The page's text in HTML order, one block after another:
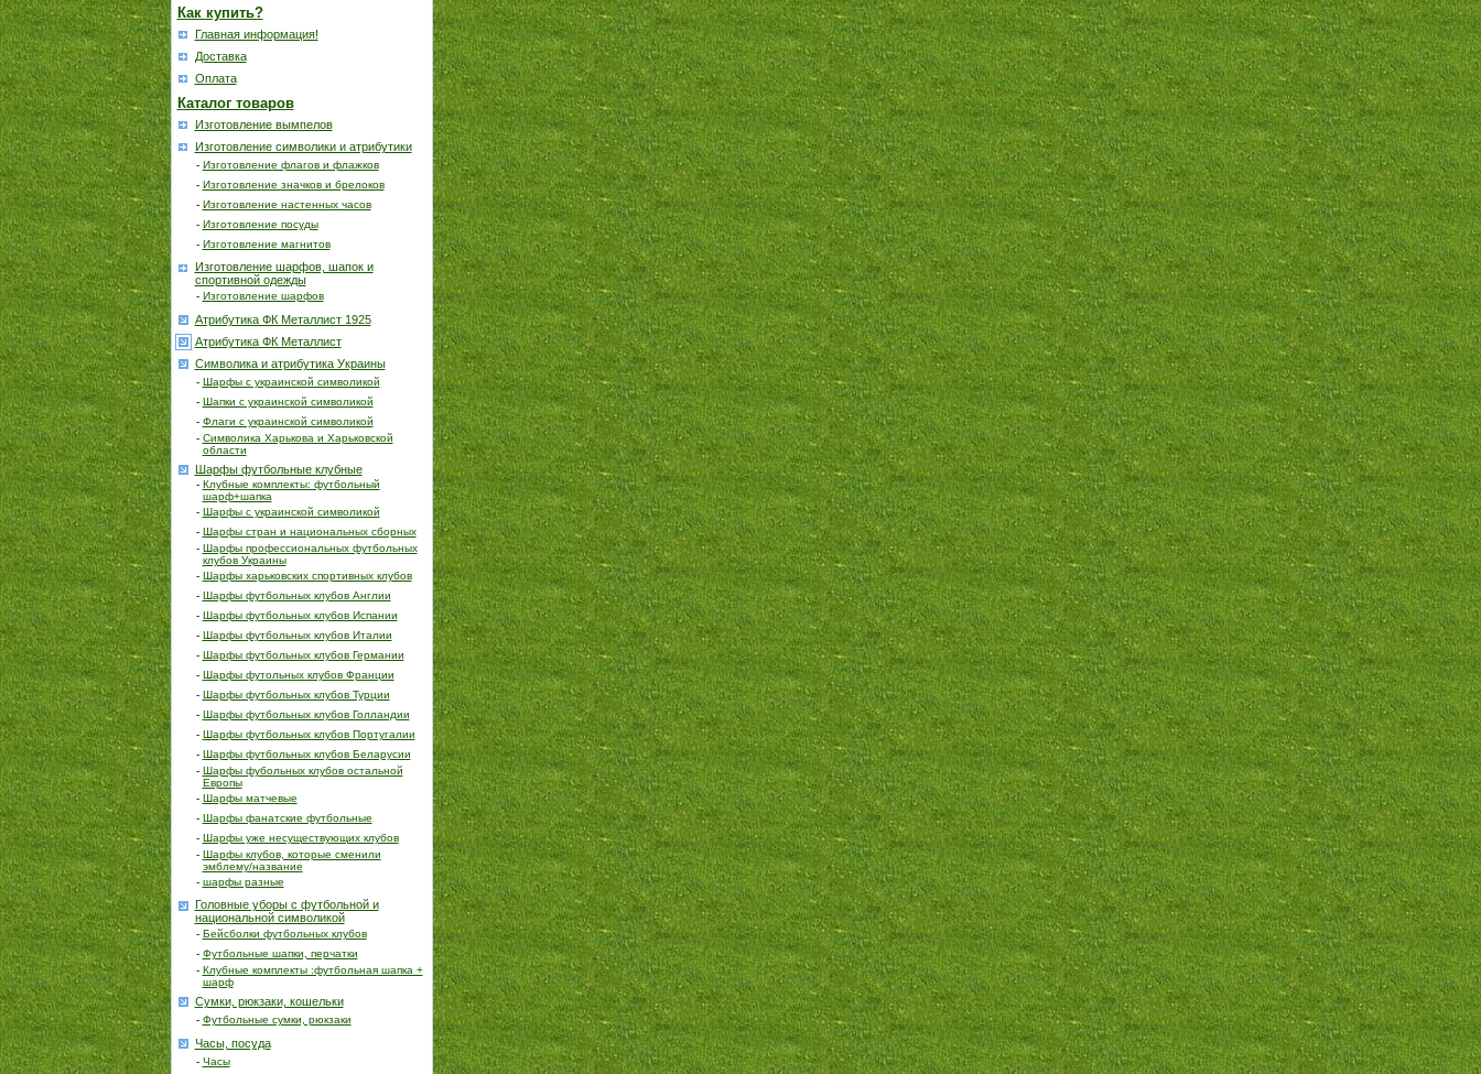
Как купить?
Главная информация!
Доставка
Оплата
Каталог товаров
Изготовление вымпелов
Изготовление символики и атрибутики
- Изготовление флагов и флажков
- Изготовление значков и брелоков
- Изготовление настенных часов
- Изготовление посуды
- Изготовление магнитов
Изготовление шарфов, шапок и
спортивной одежды
- Изготовление шарфов
Атрибутика ФК Металлист 1925
Атрибутика ФК Металлист
Символика и атрибутика Украины
- Шарфы с украинской символикой
- Шапки с украинской символикой
- Флаги с украинской символикой
- Символика Харькова и Харьковской
области
Шарфы футбольные клубные
- Клубные комплекты: футбольный
шарф+шапка
- Шарфы с украинской символикой
- Шарфы стран и национальных сборных
- Шарфы профессиональных футбольных
клубов Украины
- Шарфы харьковских спортивных клубов
- Шарфы футбольных клубов Англии
- Шарфы футбольных клубов Испании
- Шарфы футбольных клубов Италии
- Шарфы футбольных клубов Германии
- Шарфы футольных клубов Франции
- Шарфы футбольных клубов Турции
- Шарфы футбольных клубов Голландии
- Шарфы футбольных клубов Португалии
- Шарфы футбольных клубов Беларусии
- Шарфы фубольных клубов остальной
Европы
- Шарфы матчевые
- Шарфы фанатские футбольные
- Шарфы уже несуществующих клубов
- Шарфы клубов, которые сменили
эмблему/название
- шарфы разные
Головные уборы с футбольной и
национальной символикой
- Бейсболки футбольных клубов
- Футбольные шапки, перчатки
- Клубные комплекты :футбольная шапка +
шарф
Сумки, рюкзаки, кошельки
- Футбольные сумки, рюкзаки
Часы, посуда
- Часы
Фото товара
Фото товара